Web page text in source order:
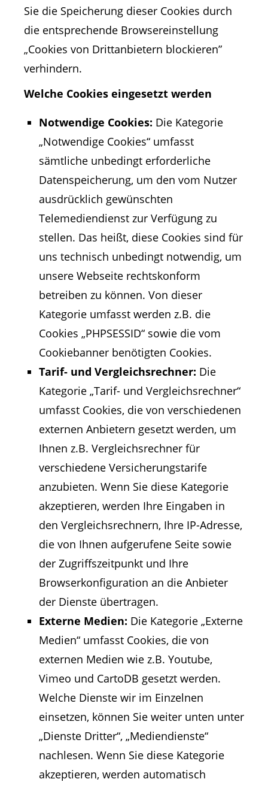
Sie die Speicherung dieser Cookies durch
die entsprechende Browsereinstellung
„Cookies von Drittanbietern blockieren”
verhindern.
Welche Cookies eingesetzt werden
Notwendige Cookies: Die Kategorie
„Notwendige Cookies“ umfasst
sämtliche unbedingt erforderliche
Datenspeicherung, um den vom Nutzer
ausdrücklich gewünschten
Telemediendienst zur Verfügung zu
stellen. Das heißt, diese Cookies sind für
uns technisch unbedingt notwendig, um
unsere Webseite rechtskonform
betreiben zu können. Von dieser
Kategorie umfasst werden z.B. die
Cookies „PHPSESSID“ sowie die vom
Cookiebanner benötigten Cookies.
Tarif- und Vergleichsrechner: Die
Kategorie „Tarif- und Vergleichsrechner“
umfasst Cookies, die von verschiedenen
externen Anbietern gesetzt werden, um
Ihnen z.B. Vergleichsrechner für
verschiedene Versicherungstarife
anzubieten. Wenn Sie diese Kategorie
akzeptieren, werden Ihre Eingaben in
den Vergleichsrechnern, Ihre IP-Adresse,
die von Ihnen aufgerufene Seite sowie
der Zugriffszeitpunkt und Ihre
Browserkonfiguration an die Anbieter
der Dienste übertragen.
Externe Medien: Die Kategorie „Externe
Medien“ umfasst Cookies, die von
externen Medien wie z.B. Youtube,
Vimeo und CartoDB gesetzt werden.
Welche Dienste wir im Einzelnen
einsetzen, können Sie weiter unten unter
„Dienste Dritter“, „Mediendienste“
nachlesen. Wenn Sie diese Kategorie
akzeptieren, werden automatisch